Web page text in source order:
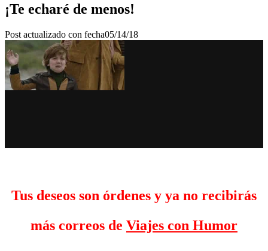
¡Te echaré de menos!
Post actualizado con fecha05/14/18
Tus deseos son órdenes y ya no recibirás
más correos de Viajes con Humor